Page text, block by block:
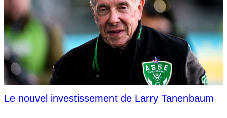
Le nouvel investissement de Larry Tanenbaum